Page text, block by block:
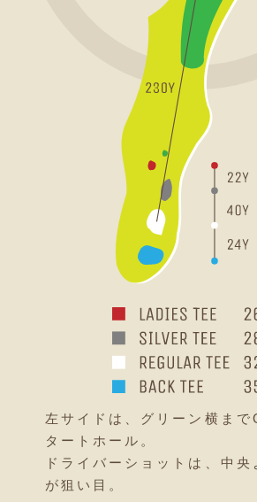
左サイドは、グリーン横まで
タートホール。
ドライバーショットは、中央
が狙い目。
谷越えのショートホール。
ので注意。
打ちおろしのやや短めのロン
カンドショットでグリーンを
リーン左サイドの池に注意
距離のないミドルホール。
カーに捕まるとセカンドショ
い。
右へのドッグレッグホール。
距離の出る方は、ショートカ
ドライバーショットの方向性
ロングホール。
セカンドショットでレイアッ
100ヤード付近のカート道路
やや打ち下ろしのショートホ
ジションが手前にあれば、グ
ティーショットは、フェアウ
のバンカー右がベストポジシ
しかしスライスしすぎると危
距離の短いミドルホール。
左は池、右はグラスバンカー
ンター狙い。
右ドッグレッグのロングホー
る方はショートカットも可。
高さがあるので要注意。
眺めの美しいミドルホール。
ティーショットが右に曲がる
い。
クラブ半近く距離が変わるの
に気をつけて。
左にドッグレッグしているロ
ティーショットはフェアウェ
狙い。またセカンドショット
するなら右サイドがベスト。
ティーショットは、カート道
がベスト。
セカンドショットからは、や
難易度の高いミドルホール。
ティーショットは左右少しで
グリーン手前が谷間になって
ィーショットではグリーンに
選択したい。フォローの時は
ョットはフェアウェイ左サイ